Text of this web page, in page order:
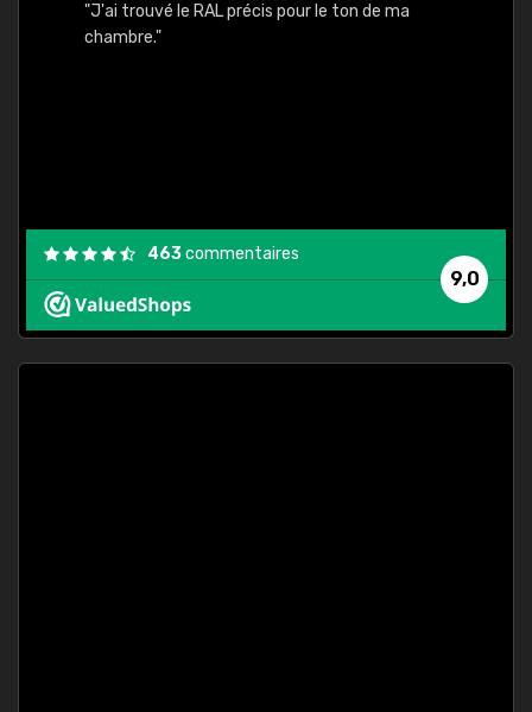
"J'ai trouvé le RAL précis pour le ton de ma
chambre."
9,0
463commentaires